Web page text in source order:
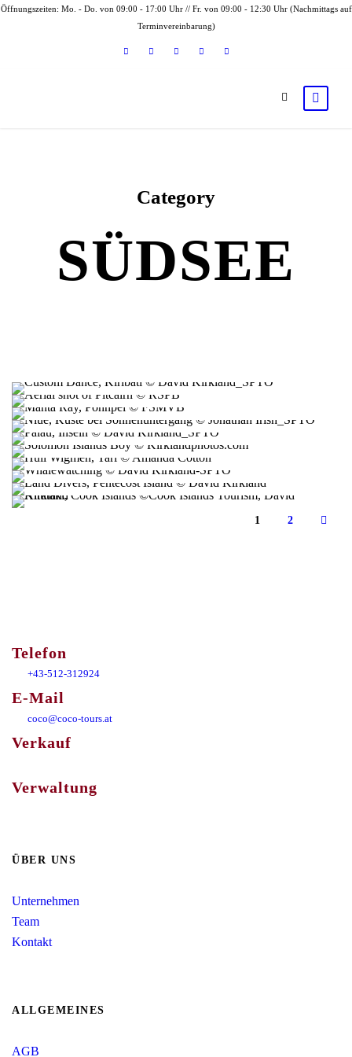
Öffnungszeiten: Mo. - Do. von 09:00 - 17:00 Uhr // Fr. von 09:00 - 12:30 Uhr (Nachmittags auf
Terminvereinbarung)
Category
SÜDSEE
PALAU
SOLOMON ISLANDS
PAPUA NEUGUINEA
TONGA
VANUATU
COOK ISLANDS
1 2
Telefon
+43-512-312924
E-Mail
coco@coco-tours.at
Verkauf
Verwaltung
ÜBER UNS
Unternehmen
Team
Kontakt
ALLGEMEINES
AGB